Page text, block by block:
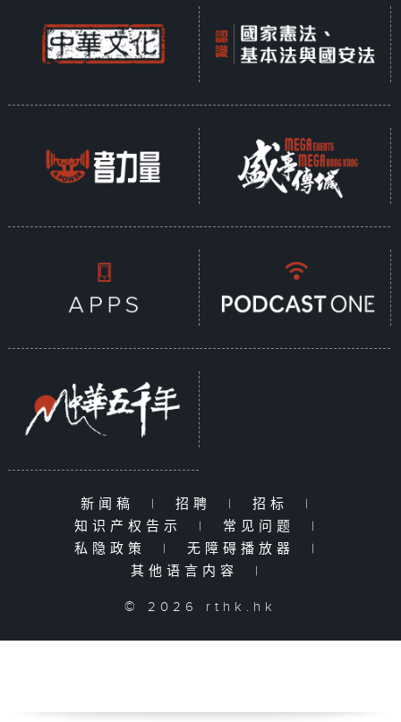
新闻稿 | 招聘 | 招标
|
知识产权告示
| 常见问题
|
私隐政策
| 无障碍播放器
|
其他语言内容
|
© 2026 rthk.hk